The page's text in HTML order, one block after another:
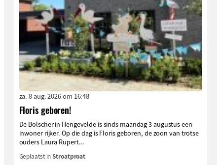
za. 8 aug. 2026 om 16:48
Floris geboren!
De Bolscher in Hengevelde is sinds maandag 3 augustus een
inwoner rijker. Op die dag is Floris geboren, de zoon van trotse
ouders Laura Rupert...
Geplaatst inStroatproat